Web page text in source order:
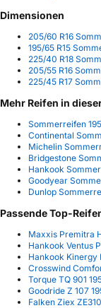
Dimensionen
205/60 R16
195/65 R15
225/40 R18
205/55 R16
225/45 R17
Mehr Reifen in
Sommerreifen
Continental
Michelin
Bridgestone
Hankook
Goodyear
Dunlop
Passende Top-
Maxxis Premitra
Hankook Ventus
Hankook Kinergy
Crosswind
Torque TQ 901
Goodride Z 107
Falken Ziex